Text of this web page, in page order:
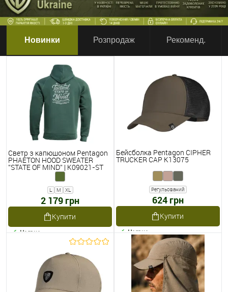
Новинки Розпродаж Рекоменд.
Светр з капюшоном Pentagon
PHAETON HOOD SWEATER
''STATE OF MIND'' | K09021-ST
L M XL
2 179 грн
Купити
Наявне
Бейсболка Pentagon CIPHER
TRUCKER CAP K13075
Регульований
624 грн
Купити
Наявне